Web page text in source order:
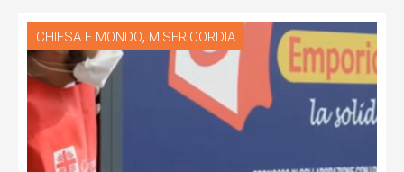
CHIESA E MONDO, MISERICORDIA